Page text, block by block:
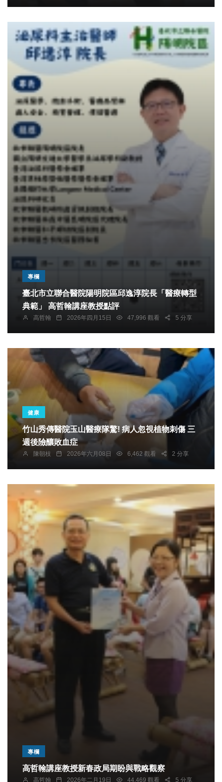
專欄
臺北市立聯合醫院陽明院區邱逸淳院長「醫療轉型
典範」 高哲翰講座教授點評
高哲翰 2026年四月15日 47,996 觀看 5 分享
健康
竹山秀傳醫院玉山醫療隊驚! 病人忽視植物刺傷 三
週後險釀敗血症
陳朝枝 2026年六月08日 6,462 觀看 2 分享
專欄
高哲翰講座教授新春政局期盼與戰略觀察
高哲翰 2026年二月19日 44,469 觀看 5 分享